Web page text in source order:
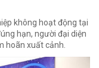
không hoạt động tại
hạn, người đại diện
hoãn xuất cảnh.